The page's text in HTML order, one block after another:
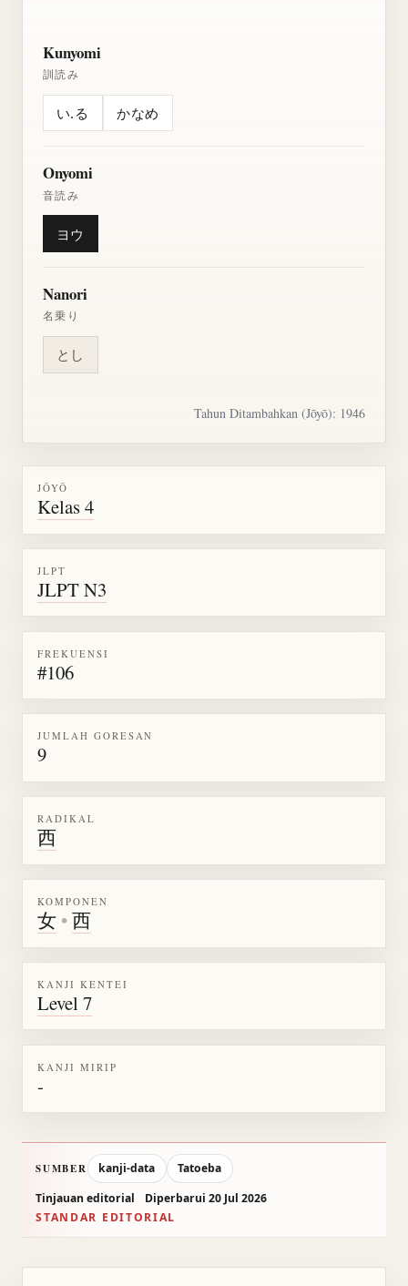
Kunyomi
訓読み
い.る かなめ
Onyomi
音読み
ヨウ
Nanori
名乗り
とし
Tahun Ditambahkan (Jōyō): 1946
JŌYŌ
Kelas 4
JLPT
JLPT N3
FREKUENSI
#106
JUMLAH GORESAN
9
RADIKAL
西
KOMPONEN
女 •西
KANJI KENTEI
Level 7
KANJI MIRIP
-
SUMBER kanji-data
Tatoeba
Tinjauan editorial
Diperbarui 20 Jul 2026
STANDAR EDITORIAL